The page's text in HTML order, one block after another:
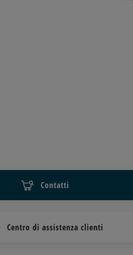
Contatti
Centro di assistenza clienti